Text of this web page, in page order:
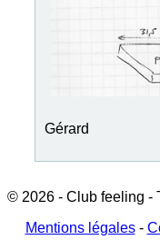
Gérard
© 2026 - Club feeling -
Mentions légales-